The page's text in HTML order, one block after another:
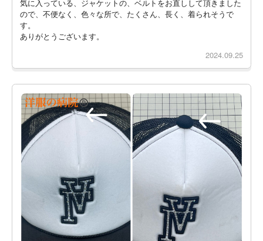
気に入っている、ジャケットの、ベルトをお直しして頂きました
ので、不便なく、色々な所で、たくさん、長く、着られそうで
す。
ありがとうございます。
2024.09.25